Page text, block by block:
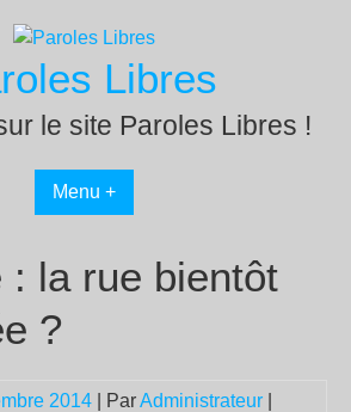
Libres
le site Paroles Libres !
Menu +
: la rue bientôt
?
2014 | ParAdministrateur